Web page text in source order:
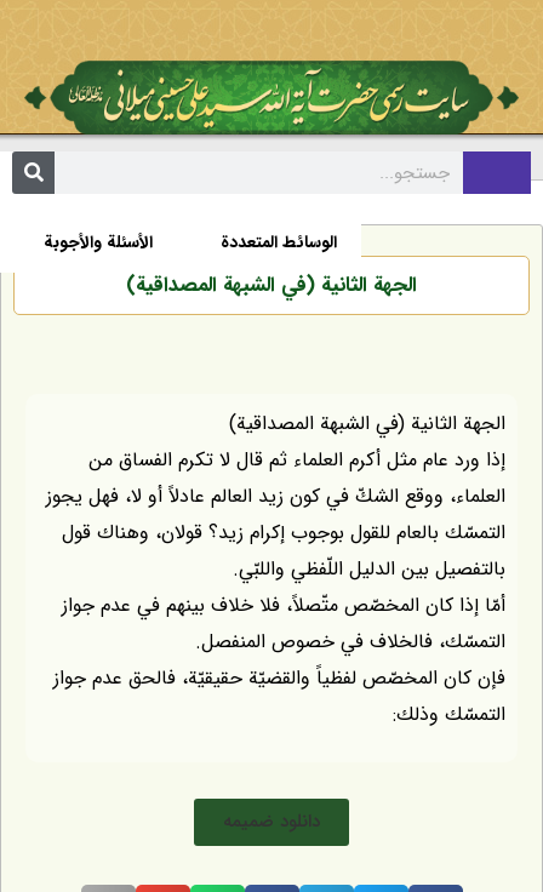
الأسئلة والأجوبة الوسائط المتعددة
الجهة الثانية (في الشبهة المصداقية)
الجهة الثانية (في الشبهة المصداقية)
إذا ورد عام مثل أكرم العلماء ثم قال لا تكرم الفساق من
العلماء، ووقع الشكّ في كون زيد العالم عادلاً أو لا، فهل يجوز
التمسّك بالعام للقول بوجوب إكرام زيد؟ قولان، وهناك قول
بالتفصيل بين الدليل اللّفظي واللبّي.
أمّا إذا كان المخصّص متّصلاً، فلا خلاف بينهم في عدم جواز
التمسّك، فالخلاف في خصوص المنفصل.
فإن كان المخصّص لفظياً والقضيّة حقيقيّة، فالحق عدم جواز
التمسّك وذلك:
دانلود ضمیمه